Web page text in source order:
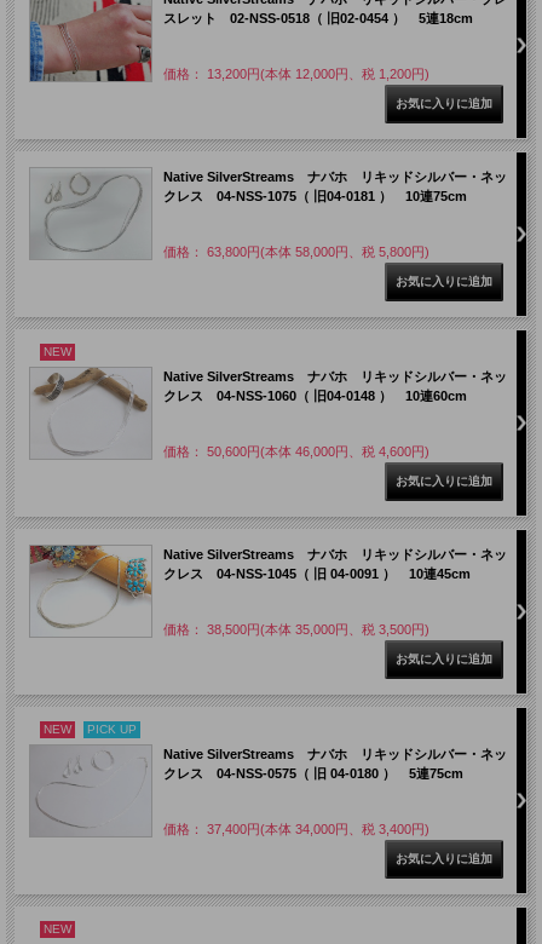
スレット 02-NSS-0518（ 旧02-0454 ） 5連18cm
価格： 13,200円(本体 12,000円、税 1,200円)
Native SilverStreams ナバホ リキッドシルバー・ネッ
クレス 04-NSS-1075（ 旧04-0181 ） 10連75cm
価格： 63,800円(本体 58,000円、税 5,800円)
NEW
Native SilverStreams ナバホ リキッドシルバー・ネッ
クレス 04-NSS-1060（ 旧04-0148 ） 10連60cm
価格： 50,600円(本体 46,000円、税 4,600円)
Native SilverStreams ナバホ リキッドシルバー・ネッ
クレス 04-NSS-1045（ 旧 04-0091 ） 10連45cm
価格： 38,500円(本体 35,000円、税 3,500円)
NEW PICK UP
Native SilverStreams ナバホ リキッドシルバー・ネッ
クレス 04-NSS-0575（ 旧 04-0180 ） 5連75cm
価格： 37,400円(本体 34,000円、税 3,400円)
NEW